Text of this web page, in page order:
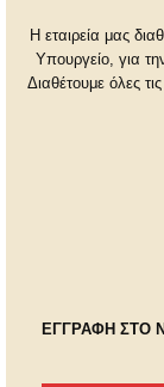
Η εταιρεία μας
Υπουργείο, για
Διαθέτουμε όλες
ΕΓΓΡΑΦΗ ΣΤΟ